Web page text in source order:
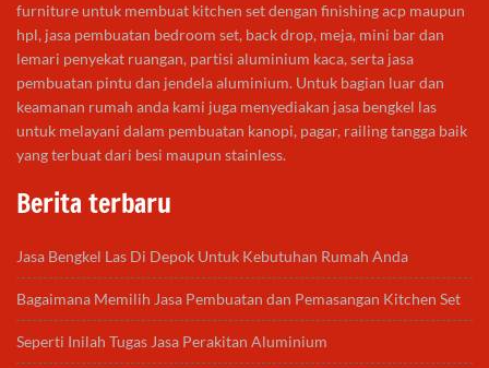
furniture untuk membuat kitchen set dengan finishing acp maupun
hpl, jasa pembuatan bedroom set, back drop, meja, mini bar dan
lemari penyekat ruangan, partisi aluminium kaca, serta jasa
pembuatan pintu dan jendela aluminium. Untuk bagian luar dan
keamanan rumah anda kami juga menyediakan jasa bengkel las
untuk melayani dalam pembuatan kanopi, pagar, railing tangga baik
yang terbuat dari besi maupun stainless.
Berita terbaru
Jasa Bengkel Las Di Depok Untuk Kebutuhan Rumah Anda
Bagaimana Memilih Jasa Pembuatan dan Pemasangan Kitchen Set
Seperti Inilah Tugas Jasa Perakitan Aluminium